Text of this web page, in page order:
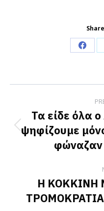
Share
Τα είδε όλα
ψηφίζουμε
φώναζαν
Η ΚΟΚΚΙΝΗ